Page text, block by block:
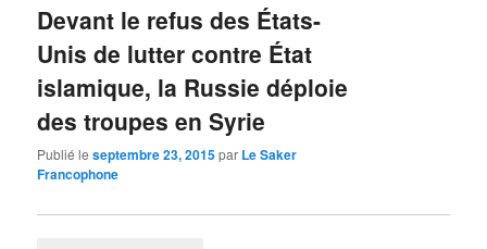
Devant le refus des États-
Unis de lutter contre État
islamique, la Russie déploie
des troupes en Syrie
Publié leseptembre 23, 2015par Le Saker
Francophone